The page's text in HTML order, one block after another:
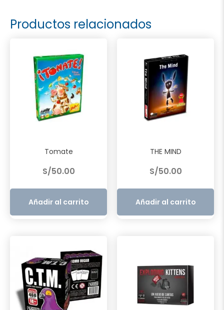
Productos relacionados
Tomate
S/50.00
Añadir al carrito
THE MIND
S/50.00
Añadir al carrito